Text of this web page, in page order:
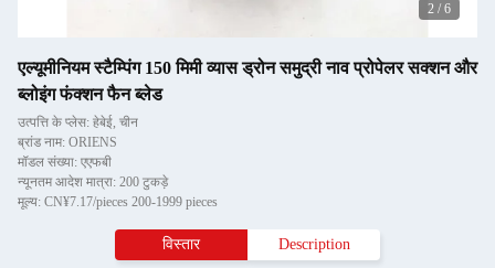
2 / 6
एल्यूमीनियम स्टैम्पिंग 150 मिमी व्यास ड्रोन समुद्री नाव प्रोपेलर सक्शन और
ब्लोइंग फंक्शन फैन ब्लेड
उत्पत्ति के प्लेस: हेबेई, चीन
ब्रांड नाम: ORIENS
मॉडल संख्या: एएफबी
न्यूनतम आदेश मात्रा: 200 टुकड़े
मूल्य: CN¥7.17/pieces 200-1999 pieces
विस्तार Description